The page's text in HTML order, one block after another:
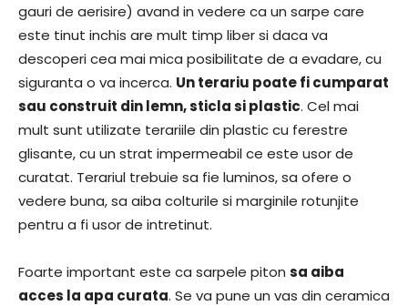
gauri de aerisire) avand in vedere ca un sarpe care
este tinut inchis are mult timp liber si daca va
descoperi cea mai mica posibilitate de a evadare, cu
siguranta o va incerca. Un terariu poate fi cumparat
sau construit din lemn, sticla si plastic. Cel mai
mult sunt utilizate terariile din plastic cu ferestre
glisante, cu un strat impermeabil ce este usor de
curatat. Terariul trebuie sa fie luminos, sa ofere o
vedere buna, sa aiba colturile si marginile rotunjite
pentru a fi usor de intretinut.
Foarte important este ca sarpele piton sa aiba
acces la apa curata. Se va pune un vas din ceramica